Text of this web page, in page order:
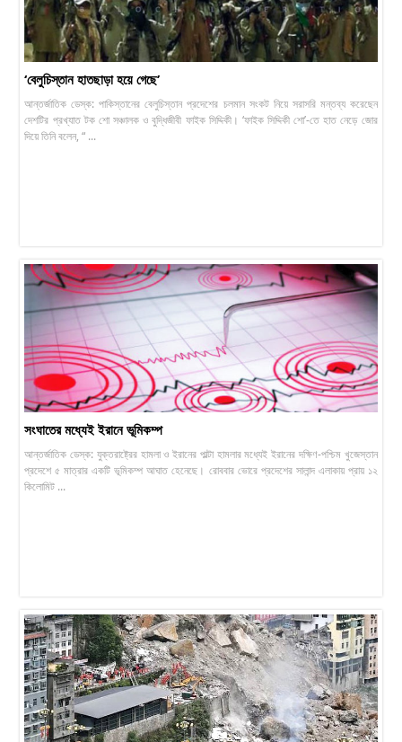
‘বেলুচিস্তান হাতছাড়া হয়ে গেছে’
আন্তর্জাতিক ডেস্ক: পাকিস্তানের বেলুচিস্তান প্রদেশের চলমান সংকট নিয়ে সরাসরি মন্তব্য করেছেন
দেশটির প্রখ্যাত টক শো সঞ্চালক ও বুদ্ধিজীবী ফাইক সিদ্দিকী। ‘ফাইক সিদ্দিকী শো’-তে হাত নেড়ে জোর
দিয়ে তিনি বলেন, “ ...
সংঘাতের মধ্যেই ইরানে ভূমিকম্প
আন্তর্জাতিক ডেস্ক: যুক্তরাষ্ট্রের হামলা ও ইরানের পাল্টা হামলার মধ্যেই ইরানের দক্ষিণ-পশ্চিম খুজেস্তান
প্রদেশে ৫ মাত্রার একটি ভূমিকম্প আঘাত হেনেছে। রোববার ভোরে প্রদেশের সালান্দ এলাকায় প্রায় ১২
কিলোমিট ...